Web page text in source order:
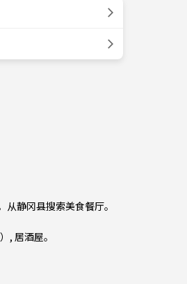
从静冈县搜索美食餐厅。
, 居酒屋。